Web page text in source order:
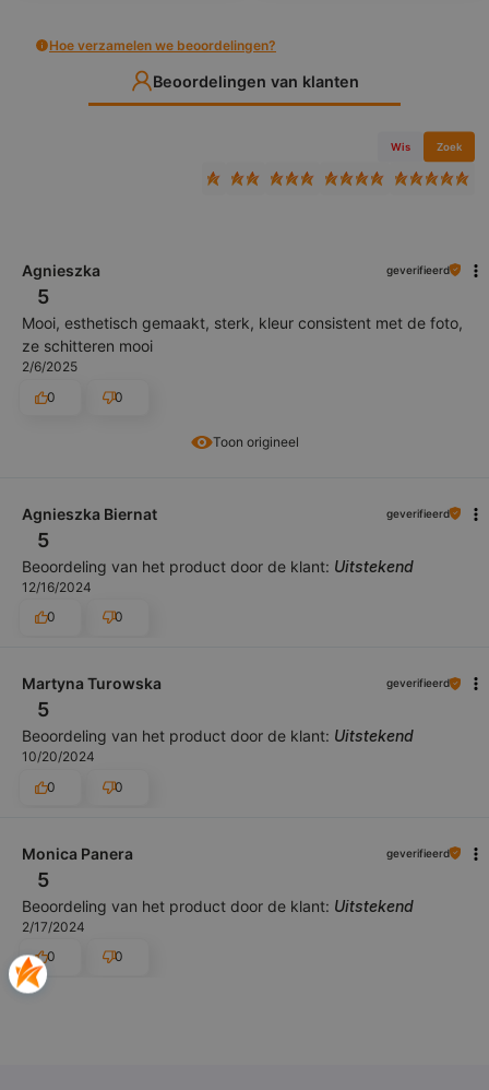
Hoe verzamelen we beoordelingen?
Beoordelingen van klanten
Wis Zoek
Toon origineel
Agnieszka geverifieerd
5
Mooi, esthetisch gemaakt, sterk, kleur consistent met de foto,
ze schitteren mooi
2/6/2025
0
0
Agnieszka Biernat geverifieerd
5
Beoordeling van het product door de klant: Uitstekend
12/16/2024
0
0
Martyna Turowska geverifieerd
5
Beoordeling van het product door de klant: Uitstekend
10/20/2024
0
0
Monica Panera geverifieerd
5
Beoordeling van het product door de klant: Uitstekend
2/17/2024
0
0